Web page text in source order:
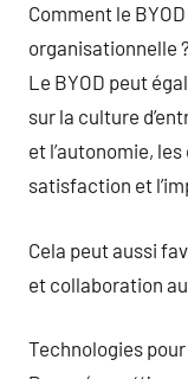
Comment le
organisationnelle ?
Le BYOD peut
sur la culture
et l’autonomie,
satisfaction et
Cela peut aussi
et collaboration
Technologies